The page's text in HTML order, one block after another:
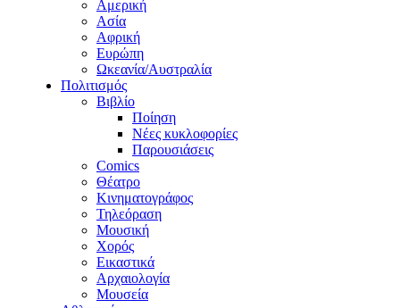
Αμερική
Ασία
Αφρική
Ευρώπη
Ωκεανία/Αυστραλία
Πολιτισμός
Βιβλίο
Ποίηση
Νέες κυκλοφορίες
Παρουσιάσεις
Comics
Θέατρο
Κινηματογράφος
Τηλεόραση
Μουσική
Χορός
Εικαστικά
Αρχαιολογία
Μουσεία